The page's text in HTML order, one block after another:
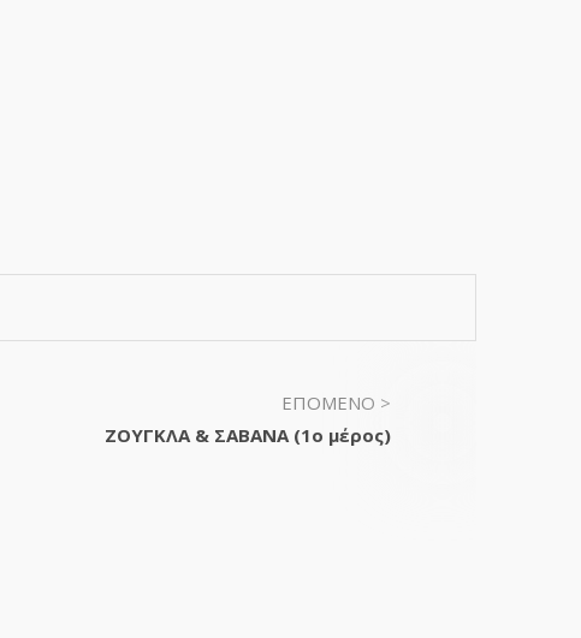
ΕΠΟΜΕΝΟ >
ΖΟΥΓΚΛΑ & ΣΑΒΑΝΑ (1ο μέρος)